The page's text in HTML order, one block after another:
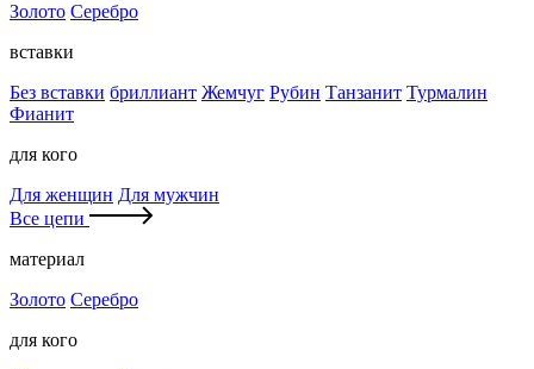
Золото Серебро
вставки
Без вставки бриллиант Жемчуг Рубин Танзанит Турмалин
Фианит
для кого
Для женщин Для мужчин
Все цепи
материал
Золото Серебро
для кого